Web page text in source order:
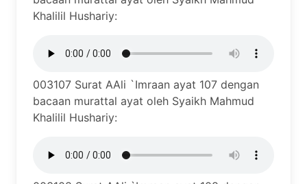
Khalilil Hushariy:
003107 Surat AAli `Imraan ayat 107 dengan
bacaan murattal ayat oleh Syaikh Mahmud
Khalilil Hushariy: